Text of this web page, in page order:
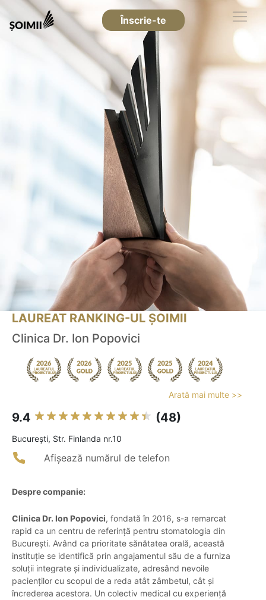
Înscrie-te
LAUREAT RANKING-UL ȘOIMII
Clinica Dr. Ion Popovici
Arată mai multe >>
9.4 (48)
Bucureşti, Str. Finlanda nr.10
Afișează numărul de telefon
Despre companie:
Clinica Dr. Ion Popovici, fondată în 2016, s-a remarcat
rapid ca un centru de referință pentru stomatologia din
București. Având ca prioritate sănătatea orală, această
instituție se identifică prin angajamentul său de a furniza
soluții integrate și individualizate, adresând nevoile
pacienților cu scopul de a reda atât zâmbetul, cât și
încrederea acestora. Un colectiv medical cu experiență